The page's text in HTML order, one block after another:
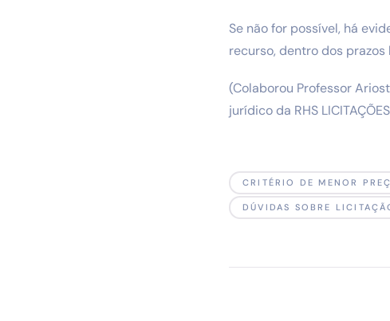
Se não for possível, há
recurso, dentro dos
(Colaborou Professor
jurídico da RHS
CRITÉRIO DE MENOR
DÚVIDAS SOBRE